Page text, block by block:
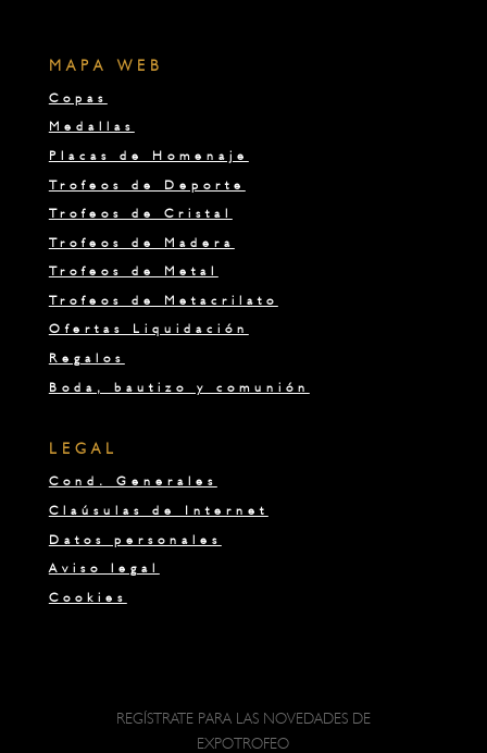
MAPA WEB
Copas
Medallas
Placas de Homenaje
Trofeos de Deporte
Trofeos de Cristal
Trofeos de Madera
Trofeos de Metal
Trofeos de Metacrilato
Ofertas Liquidación
Regalos
Boda, bautizo y comunión
LEGAL
Cond. Generales
Claúsulas de Internet
Datos personales
Aviso legal
Cookies
REGÍSTRATE PARA LAS NOVEDADES DE
EXPOTROFEO